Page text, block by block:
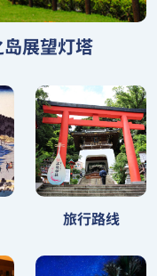
展望灯塔
旅行路线